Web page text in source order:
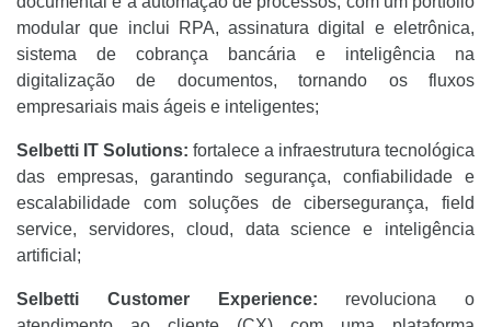
modular que inclui RPA, assinatura digital e eletrônica,
sistema de cobrança bancária e inteligência na
digitalização de documentos, tornando os fluxos
empresariais mais ágeis e inteligentes;
Selbetti IT Solutions: fortalece a infraestrutura tecnológica
das empresas, garantindo segurança, confiabilidade e
escalabilidade com soluções de cibersegurança, field
service, servidores, cloud, data science e inteligência
artificial;
Selbetti Customer Experience: revoluciona o